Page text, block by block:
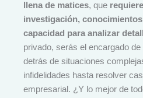
llena de matices, que
investigación,
capacidad para analizar
privado, serás el encargado
detrás de situaciones
infidelidades hasta resolver
empresarial. ¿Y lo mejor de